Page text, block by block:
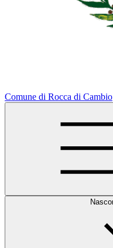
Comune di Rocca di Cambio